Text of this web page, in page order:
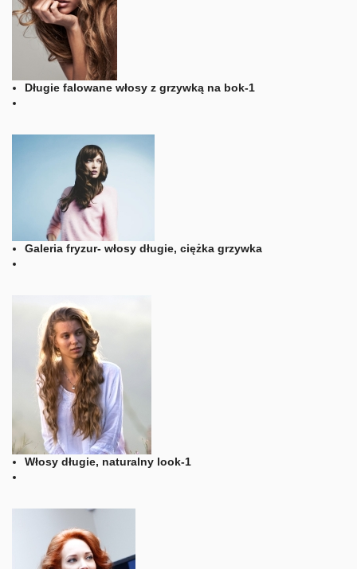
Długie falowane włosy z grzywką na bok-1
Galeria fryzur- włosy długie, ciężka grzywka
Włosy długie, naturalny look-1